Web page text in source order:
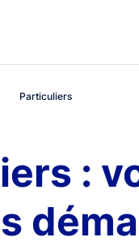
Particuliers
: